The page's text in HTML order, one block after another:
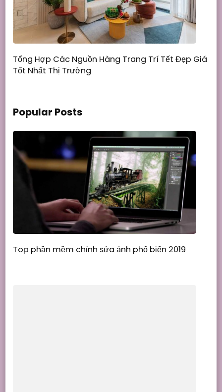
Tổng Hợp Các Nguồn Hàng Trang Trí Tết Đẹp Giá
Tốt Nhất Thị Trường
Popular Posts
Top phần mềm chỉnh sửa ảnh phổ biến 2019